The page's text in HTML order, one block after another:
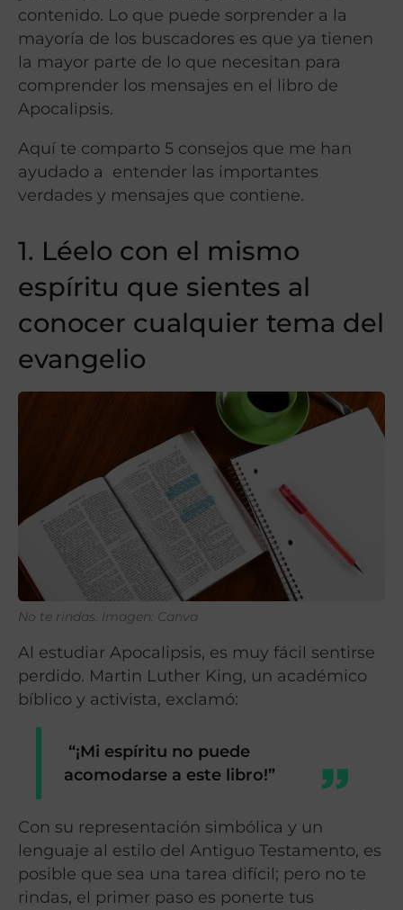
contenido. Lo que puede sorprender a la
mayoría de los buscadores es que ya tienen
la mayor parte de lo que necesitan para
comprender los mensajes en el libro de
Apocalipsis.
Aquí te comparto 5 consejos que me han
ayudado a entender las importantes
verdades y mensajes que contiene.
1. Léelo con el mismo
espíritu que sientes al
conocer cualquier tema del
evangelio
No te rindas. Imagen: Canva
Al estudiar Apocalipsis, es muy fácil sentirse
perdido. Martin Luther King, un académico
bíblico y activista, exclamó:
“¡Mi espíritu no puede
acomodarse a este libro!”
Con su representación simbólica y un
lenguaje al estilo del Antiguo Testamento, es
posible que sea una tarea difícil; pero no te
rindas, el primer paso es ponerte tus